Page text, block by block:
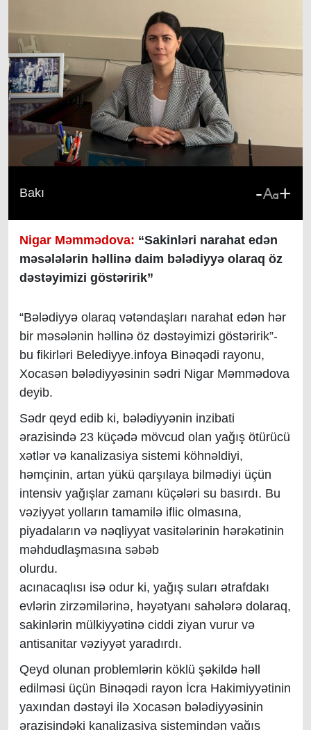
Bakı - +
Nigar Məmmədova: “Sakinləri narahat edən
məsələlərin həllinə daim bələdiyyə olaraq öz
dəstəyimizi göstəririk”
“Bələdiyyə olaraq vətəndaşları narahat edən hər
bir məsələnin həllinə öz dəstəyimizi göstəririk”-
bu fikirləri Belediyye.infoya Binəqədi rayonu,
Xocasən bələdiyyəsinin sədri Nigar Məmmədova
deyib.
Sədr qeyd edib ki, bələdiyyənin inzibati
ərazisində 23 küçədə mövcud olan yağış ötürücü
xətlər və kanalizasiya sistemi köhnəldiyi,
həmçinin, artan yükü qarşılaya bilmədiyi üçün
intensiv yağışlar zamanı küçələri su basırdı. Bu
vəziyyət yolların tamamilə iflic olmasına,
piyadaların və nəqliyyat vasitələrinin hərəkətinin
məhdudlaşmasına səbəb
acınacaqlısı isə odur ki, yağış suları ətrafdakı
evlərin zirzəmilərinə, həyətyanı sahələrə dolaraq,
sakinlərin mülkiyyətinə ciddi ziyan vurur və
antisanitar vəziyyət yaradırdı.
Qeyd olunan problemlərin köklü şəkildə həll
edilməsi üçün Binəqədi rayon İcra Hakimiyyətinin
yaxından dəstəyi ilə Xocasən bələdiyyəsinin
ərazisindəki kanalizasiya sistemindən yağış